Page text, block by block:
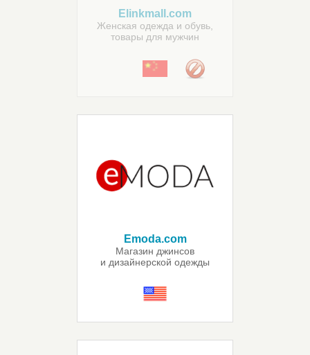
Elinkmall.com
Женская одежда и обувь,
товары для мужчин
Emoda.com
Магазин джинсов
и дизайнерской одежды